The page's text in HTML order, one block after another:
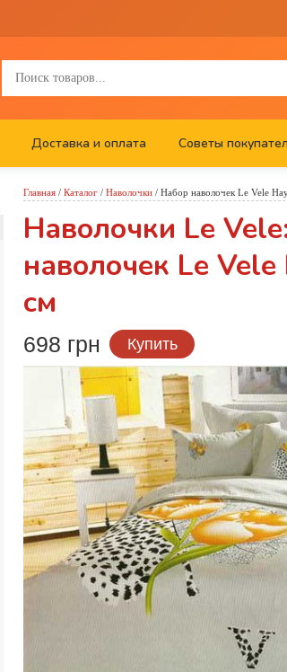
Доставка и оплата Советы
Главная / Каталог / Наволочки / Набор наволочек Le Vele
Наволочки Le
наволочек Le
см
698 грн Купить